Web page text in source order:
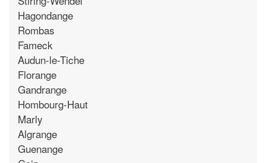
Hagondange
Rombas
Fameck
Audun-le-Tiche
Florange
Gandrange
Hombourg-Haut
Marly
Algrange
Guenange